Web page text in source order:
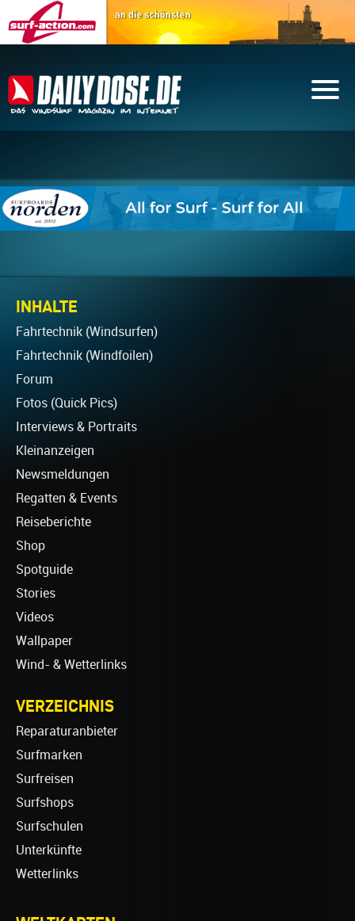
INHALTE
Fahrtechnik (Windsurfen)
Fahrtechnik (Windfoilen)
Forum
Fotos (Quick Pics)
Interviews & Portraits
Kleinanzeigen
Newsmeldungen
Regatten & Events
Reiseberichte
Shop
Spotguide
Stories
Videos
Wallpaper
Wind- & Wetterlinks
VERZEICHNIS
Reparaturanbieter
Surfmarken
Surfreisen
Surfshops
Surfschulen
Unterkünfte
Wetterlinks